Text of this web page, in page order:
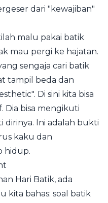
dari "kewajiban"
malu pakai batik
mau pergi ke hajatan.
sengaja cari batik
tampil beda dan
Di sini kita bisa
Dia bisa mengikuti
dirinya. Ini adalah bukti
kaku dan
hidup.
Hari Batik, ada
kita bahas: soal batik